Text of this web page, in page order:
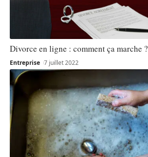
Divorce en ligne : comment ça marche ?
Entreprise 7 juillet 2022